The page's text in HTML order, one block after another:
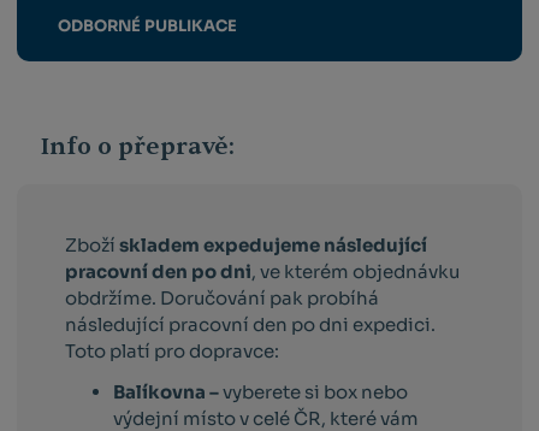
ODBORNÉ PUBLIKACE
Info o přepravě:
Zbožískladem expedujeme následující
pracovní den po dni, ve kterém objednávku
obdržíme. Doručování pak probíhá
následující pracovní den po dni expedici.
Toto platí pro dopravce:
Balíkovna –vyberete si box nebo
výdejní místo v celé ČR, které vám